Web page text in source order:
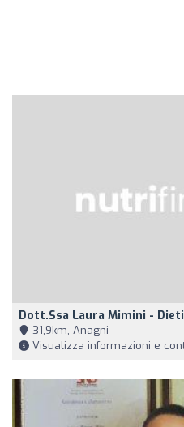
Dott.ssa Laura Mimini -
31,9km, Anagni
Visualizza informazioni e